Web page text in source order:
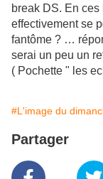
break DS. En
effectivement se
fantôme ? …
serai un peu un
( Pochette " les
#L'image du
Partager